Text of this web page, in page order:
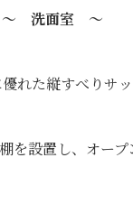
～ 洗面室 ～
れた縦すべりサッ
設置し、オープ